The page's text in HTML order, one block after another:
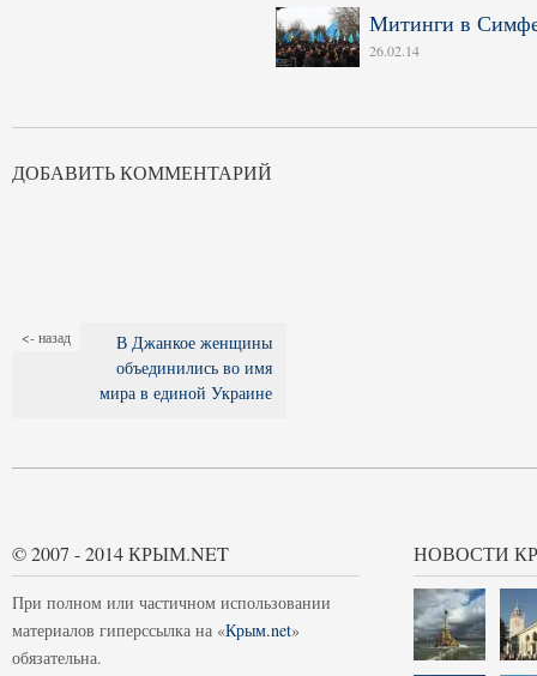
Митинги в
26.02.14
ДОБАВИТЬ КОММЕНТАРИЙ
<- назад
В Джанкое женщины
объединились во имя
мира в единой Украине
© 2007 - 2014 КРЫМ.NET
При полном или частичном использовании
материалов гиперссылка на «Крым.net»
обязательна.
НОВОСТИ